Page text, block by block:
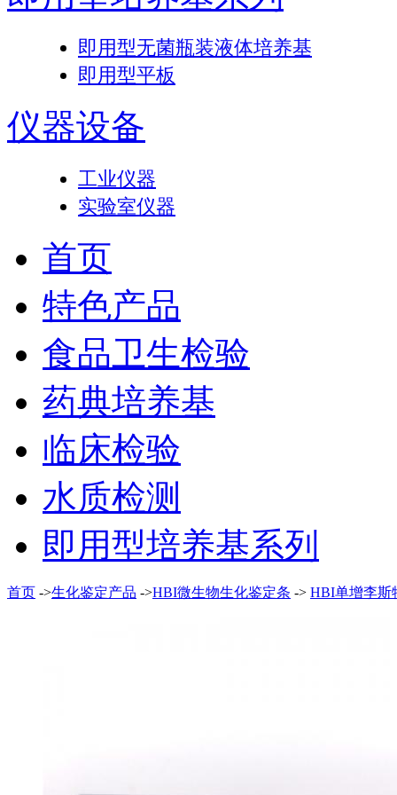
即用型无菌瓶装液体培养基
即用型平板
仪器设备
工业仪器
实验室仪器
首页
特色产品
食品卫生检验
药典培养基
临床检验
水质检测
即用型培养基系列
首页 ->生化鉴定产品 ->HBI微生物生化鉴定条 -> HBI单增李斯